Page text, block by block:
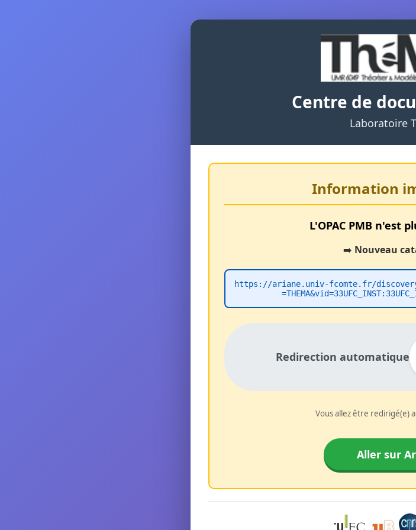
Centre de
Laboratoire
Information
L'OPAC PMB n'est
➡️ Nouveau
https://ariane.univ-fcomte.fr/discovery/
Redirection automatique
Vous allez être redirigé(e)
Aller sur